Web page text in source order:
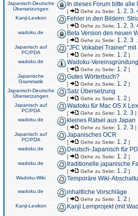
Japanisch-Deutsche
Übersetzungen
In dieses Forum bitte
[ Gehe zu Seite: 1 2 3
Kanji-Lexikon
Fehler in den Bildern:
[ Gehe zu Seite: 1 2 3
wadoku.de
Beta Version des neuen
[ Gehe zu Seite: 1 2 3
Japanisch auf
PC/PDA
"JFC Vokabel Trainer"
[ Gehe zu Seite: 1 2 ]
wadoku.de
Wadoku-
[ Gehe zu Seite: 1 2 ]
Japanische
Grammatik
Gutes Wörterbuch?
[ Gehe zu Seite: 1 2 ]
Japanisch-Deutsche
Übersetzungen
Satz Übersetzung
[ Gehe zu Seite: 1 2 ]
Japanisch auf
PC/PDA
Wadoku für Mac OS X
[ Gehe zu Seite: 1 2 3 ]
wadoku.de
kleines Rätsel aus Japan
[ Gehe zu Seite: 1 2 3 ]
Japanisch auf
PC/PDA
Japanisches OCR
[ Gehe zu Seite: 1 2 ]
wadoku.de
Deutsch-Japanisch für
[ Gehe zu Seite: 1 2 ]
wadoku.de
traditionelle japanische
[ Gehe zu Seite: 1 2 ]
Wadoku-Wiki
Temporäre Wiki-
wadoku.de inhaltliche Vorschläge
[ Gehe zu Seite: 1 2 ]
Kanji-Lexikon
Kanji Lernprojekt (mit